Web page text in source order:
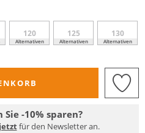
120
Alternativen
125
Alternativen
130
Alternativen
Sie -10% sparen?
jetztfür den Newsletter an.